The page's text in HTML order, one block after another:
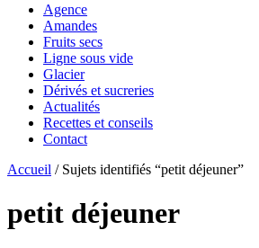
Agence
Amandes
Fruits secs
Ligne sous vide
Glacier
Dérivés et sucreries
Actualités
Recettes et conseils
Contact
Accueil / Sujets identifiés “petit déjeuner”
petit déjeuner